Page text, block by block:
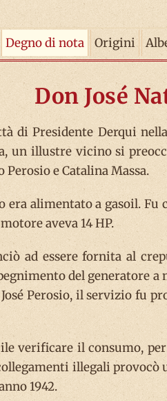
Degno di nota Origini
Don José
di Presidente Derqui
un illustre vicino si
e Catalina Massa.
era alimentato a gasoil.
aveva 14 HP.
ad essere fornita al
del generatore
José Perosio, il servizio fu
verificare il consumo,
illegali provocò
1942.